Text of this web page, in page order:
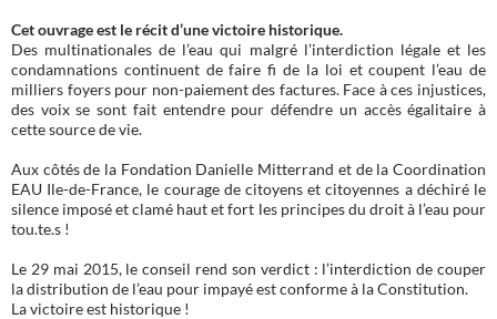
Cet ouvrage est le récit d’une victoire historique.
Des multinationales de l’eau qui malgré l’interdiction légale et les
condamnations continuent de faire fi de la loi et coupent l’eau de
milliers foyers pour non-paiement des factures. Face à ces injustices,
des voix se sont fait entendre pour défendre un accès égalitaire à
cette source de vie.
Aux côtés de la Fondation Danielle Mitterrand et de la Coordination
EAU Ile-de-France, le courage de citoyens et citoyennes a déchiré le
silence imposé et clamé haut et fort les principes du droit à l’eau pour
tou.te.s !
Le 29 mai 2015, le conseil rend son verdict : l’interdiction de couper
la distribution de l’eau pour impayé est conforme à la Constitution.
La victoire est historique !